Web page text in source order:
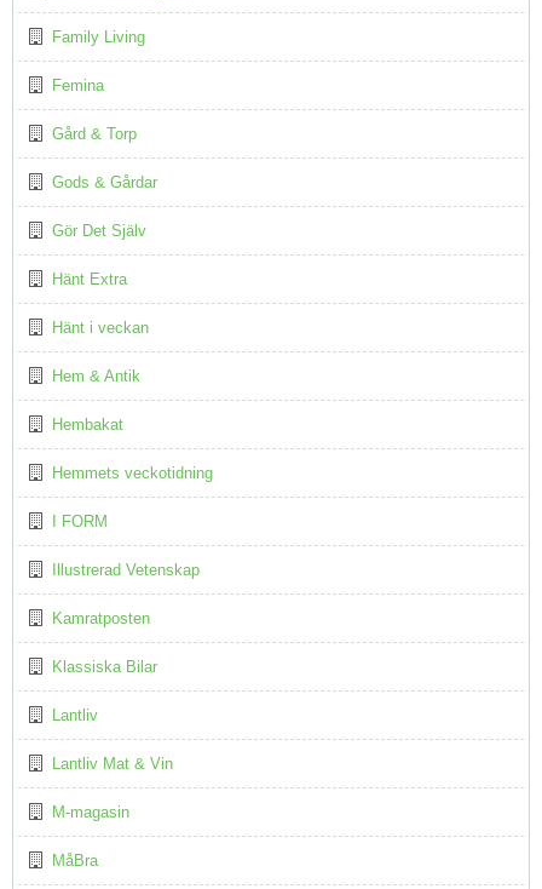
Family Living
Femina
Gård & Torp
Gods & Gårdar
Gör Det Själv
Hänt Extra
Hänt i veckan
Hem & Antik
Hembakat
Hemmets veckotidning
I FORM
Illustrerad Vetenskap
Kamratposten
Klassiska Bilar
Lantliv
Lantliv Mat & Vin
M-magasin
MåBra